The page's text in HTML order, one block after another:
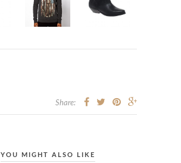
Share:
YOU MIGHT ALSO LIKE